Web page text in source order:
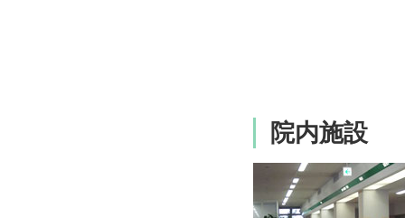
院内施設